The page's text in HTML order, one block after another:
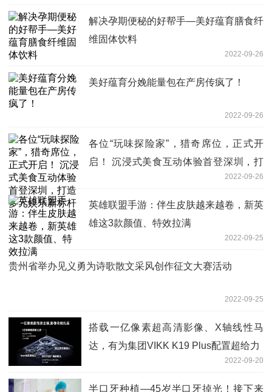
解决孕期便秘的好帮手—美好蕴育膳食纤
维固体饮料
2022-09-26
美好蕴育分娩能量包在产房传疯了！
2022-09-26
各位“玩味探险家”，猎奇席位，正式开
启！ 沉浸式美食互动体验首登深圳，打
2022-09-26
英雄联盟手游：伴生皮肤越来越卷，新英
雄这3款颜值、特效拉满
2022-09-25
贵州省举办见义勇为诗歌散文采风创作征文大赛活动
2022-09-25
搭载一亿像素超高清影像、X轴线性马
达，有为集团VIKK K19 Plus配置超给力
2022-09-20
半口牙种植—45岁半口牙掉光！接下来